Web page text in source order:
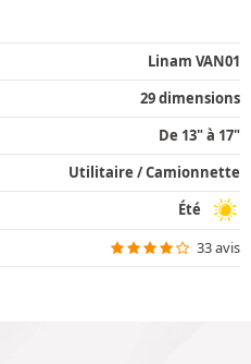
Linam VAN01
29 dimensions
De 13" à 17"
Utilitaire / Camionnette
Été
33 avis